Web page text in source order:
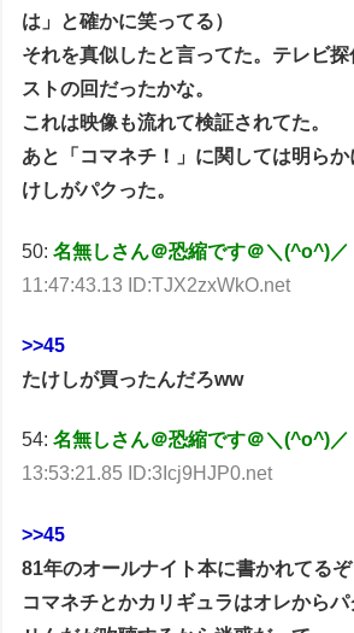
は」と確かに笑ってる）
それを真似したと言ってた。テレビ
ストの回だったかな。
これは映像も流れて検証されてた。
あと「コマネチ！」に関しては明ら
けしがパクった。
50:名無しさん＠恐縮です＠＼(^o^)／
11:47:43.13 ID:TJX2zxWkO.net
>>45
たけしが買ったんだろww
54:名無しさん＠恐縮です＠＼(^o^)／
13:53:21.85 ID:3Icj9HJP0.net
>>45
81年のオールナイト本に書かれてるぞ
コマネチとかカリギュラはオレから